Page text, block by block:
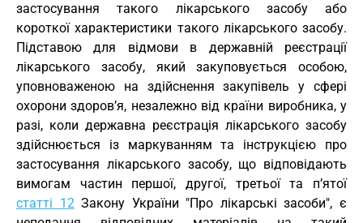
застосування такого лікарського засобу або
короткої характеристики такого лікарського засобу.
Підставою для відмови в державній реєстрації
лікарського засобу, який закуповується особою,
уповноваженою на здійснення закупівель у сфері
охорони здоров’я, незалежно від країни виробника, у
разі, коли державна реєстрація лікарського засобу
здійснюється із маркуванням та інструкцією про
застосування лікарського засобу, що відповідають
вимогам частин першої, другої, третьої та п’ятої
статті 12Закону України "Про лікарські засоби", є